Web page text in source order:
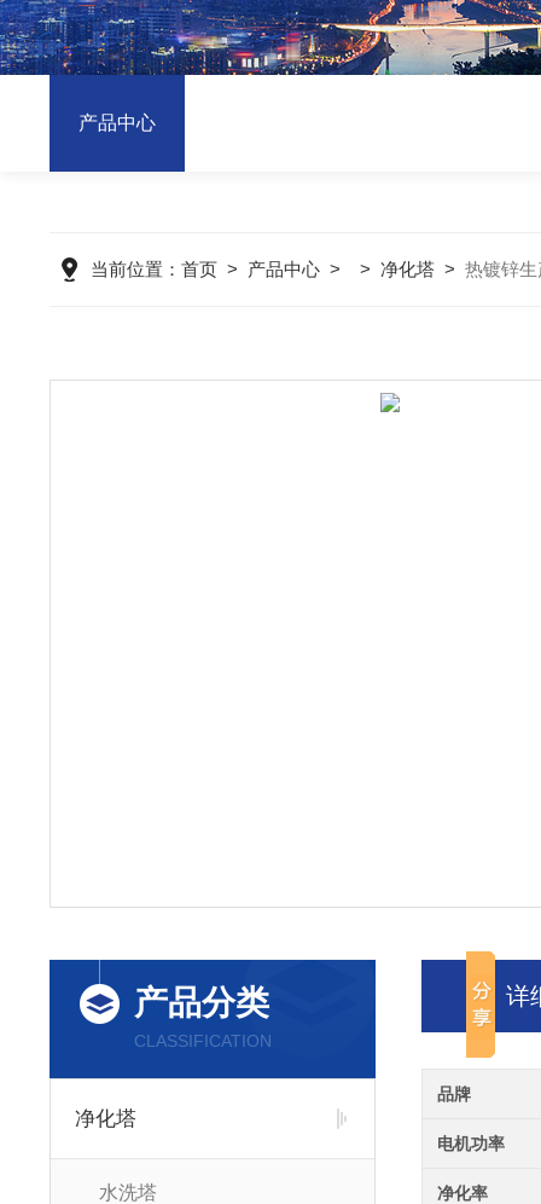
产品中心
当前位置： 首页> 产品中心> > 净化塔> 热镀锌
产品分类
CLASSIFICATION
净化塔
水洗塔
详
品牌
电机功率
净化率